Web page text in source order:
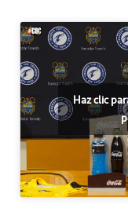
Haz clic